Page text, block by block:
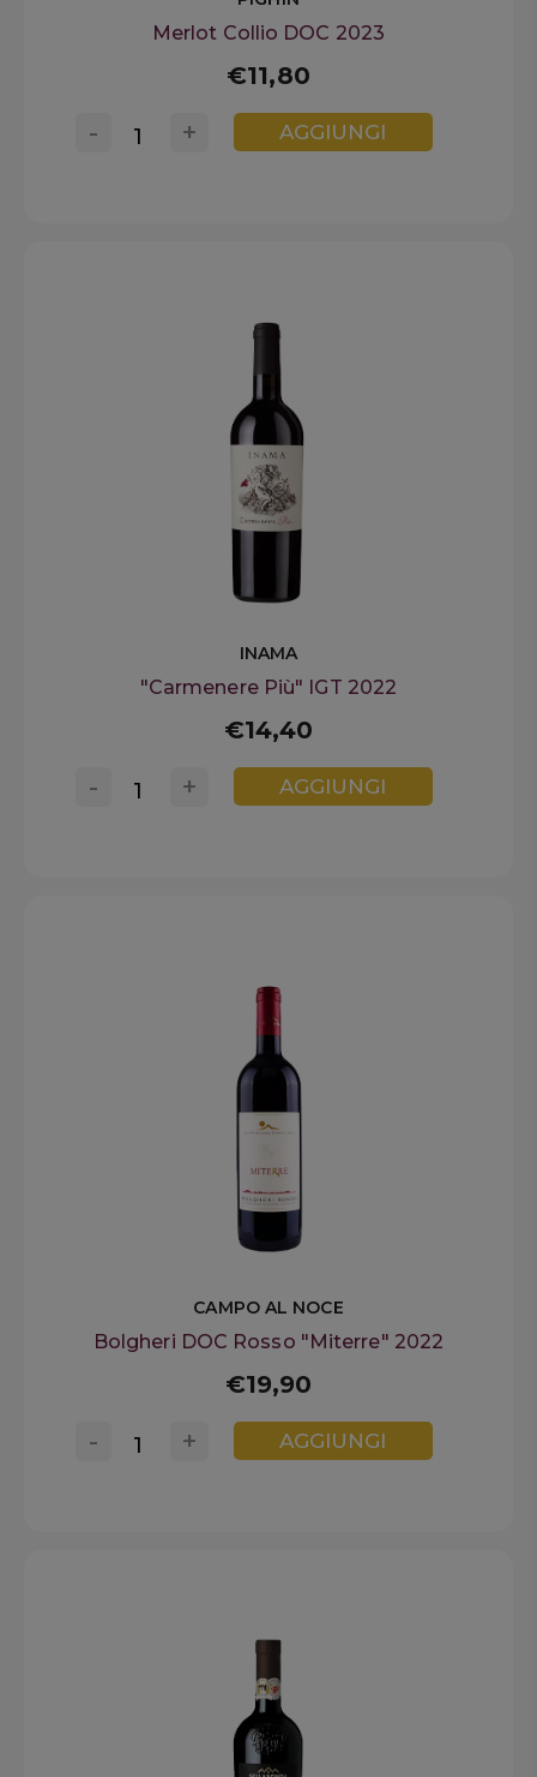
Merlot Collio DOC 2023
€11,80
+
- AGGIUNGI
INAMA
"Carmenere Più" IGT 2022
€14,40
+
- AGGIUNGI
CAMPO AL NOCE
Bolgheri DOC Rosso "Miterre" 2022
€19,90
+
- AGGIUNGI